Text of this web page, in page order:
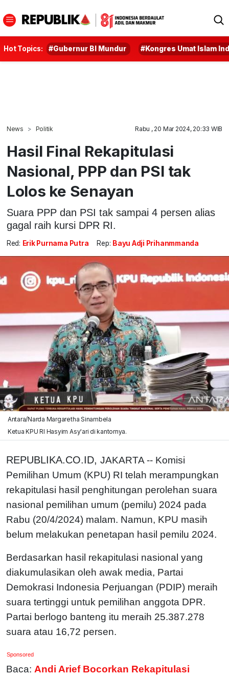
Hot Topics: #Gubernur BI Mundur #Kongres Umat Islam
News Politik Rabu , 20 Mar 2024, 20:33 WIB
Hasil Final Rekapitulasi
Nasional, PPP dan PSI tak
Lolos ke Senayan
Suara PPP dan PSI tak sampai 4 persen alias
gagal raih kursi DPR RI.
Red: Erik Purnama Putra Rep: Bayu Adji Prihanmmanda
Antara/Narda Margaretha Sinambela
Ketua KPU RI Hasyim Asy'ari di kantornya.
REPUBLIKA.CO.ID, JAKARTA -- Komisi
Pemilihan Umum (KPU) RI telah merampungkan
rekapitulasi hasil penghitungan perolehan suara
nasional pemilihan umum (pemilu) 2024 pada
Rabu (20/4/2024) malam. Namun, KPU masih
belum melakukan penetapan hasil pemilu 2024.
Berdasarkan hasil rekapitulasi nasional yang
diakumulasikan oleh awak media, Partai
Demokrasi Indonesia Perjuangan (PDIP) meraih
suara tertinggi untuk pemilihan anggota DPR.
Partai berlogo banteng itu meraih 25.387.278
suara atau 16,72 persen.
Sponsored
Baca: Andi Arief Bocorkan Rekapitulasi